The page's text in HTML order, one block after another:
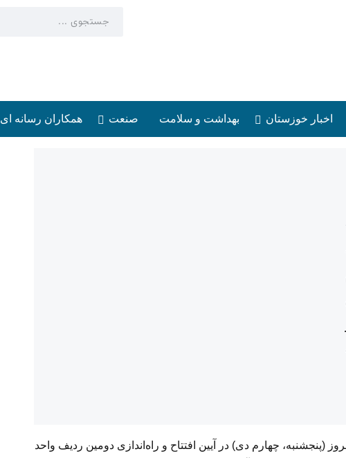
اخبار خوزستان بهداشت و سلامت صنعت همکاران رسانه ای
(پنجشنبه، چهارم دی) در آیین افتتاح و راه‌اندازی دومین ردیف واحد